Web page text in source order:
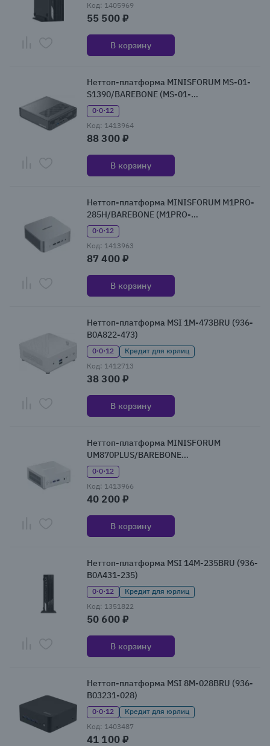
Код: 1405969
55 500 ₽
В корзину
Неттоп-платформа MINISFORUM MS-01-
S1390/BAREBONE (MS-01-
S1390/BAREBONE)
0·0·12
Код: 1413964
88 300 ₽
В корзину
Неттоп-платформа MINISFORUM M1PRO-
285H/BAREBONE (M1PRO-
285H/BAREBONE)
0·0·12
Код: 1413963
87 400 ₽
В корзину
Неттоп-платформа MSI 1M-473BRU (936-
B0A822-473)
0·0·12
Кредит для юрлиц
Код: 1412713
38 300 ₽
В корзину
Неттоп-платформа MINISFORUM
UM870PLUS/BAREBONE
(UM870PLUS/BAREBONE)
0·0·12
Код: 1413966
40 200 ₽
В корзину
Неттоп-платформа MSI 14M-235BRU (936-
B0A431-235)
0·0·12
Кредит для юрлиц
Код: 1351822
50 600 ₽
В корзину
Неттоп-платформа MSI 8M-028BRU (936-
B03231-028)
0·0·12
Кредит для юрлиц
Код: 1403487
41 100 ₽